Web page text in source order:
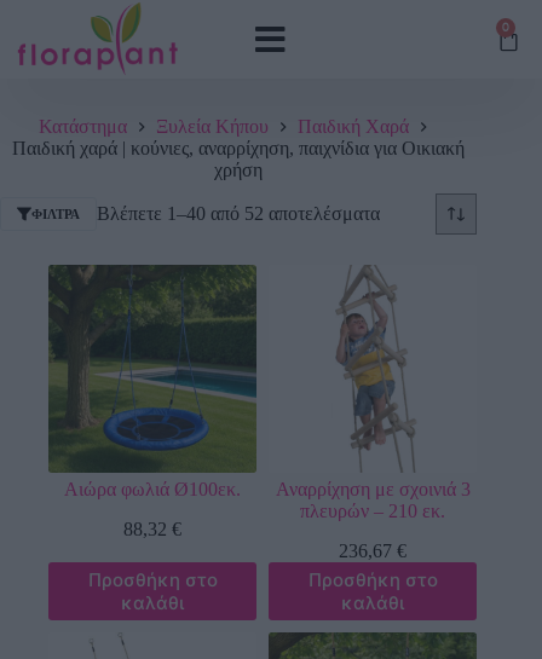
0
Κατάστημα Ξυλεία Κήπου
Παιδική Χαρά
Παιδική χαρά | κούνιες, αναρρίχηση, παιχνίδια για Οικιακή
χρήση
ΦΊΛΤΡΑ Βλέπετε 1–40 από 52 αποτελέσματα
Αιώρα φωλιά Ø100εκ.
88,32€
Προσθήκη στο
καλάθι
Αναρρίχηση με σχοινιά 3
πλευρών – 210 εκ.
236,67€
Προσθήκη στο
καλάθι